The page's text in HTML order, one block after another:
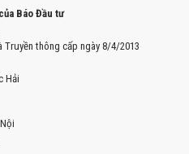
Báo Đầu tư
thông cấp ngày 8/4/2013
Hải